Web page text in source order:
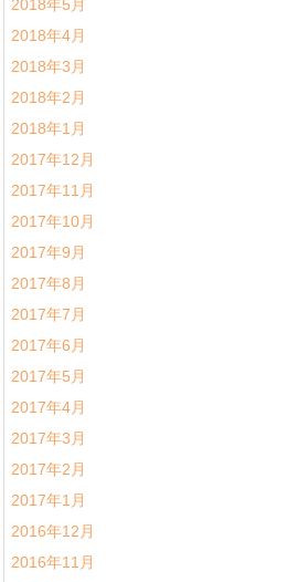
2018年5月
2018年4月
2018年3月
2018年2月
2018年1月
2017年12月
2017年11月
2017年10月
2017年9月
2017年8月
2017年7月
2017年6月
2017年5月
2017年4月
2017年3月
2017年2月
2017年1月
2016年12月
2016年11月